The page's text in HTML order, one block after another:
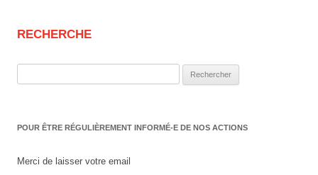
RECHERCHE
POUR ÊTRE RÉGULIÈREMENT INFORMÉ-E DE NOS ACTIONS
Merci de laisser votre email